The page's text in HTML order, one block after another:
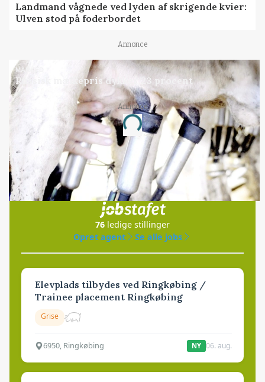
Landmand vågnede ved lyden af skrigende kvier:
Ulven stod på foderbordet
Annonce
MARKED
Russisk mælkepris dykker 23 procent
Annonce
Loading...
Jobs
i samarbejde med
76 ledige stillinger
Opret agent
Se alle jobs
Elevplads tilbydes ved Ringkøbing /
Trainee placement Ringkøbing
Grise
6950, Ringkøbing NY 06. aug.